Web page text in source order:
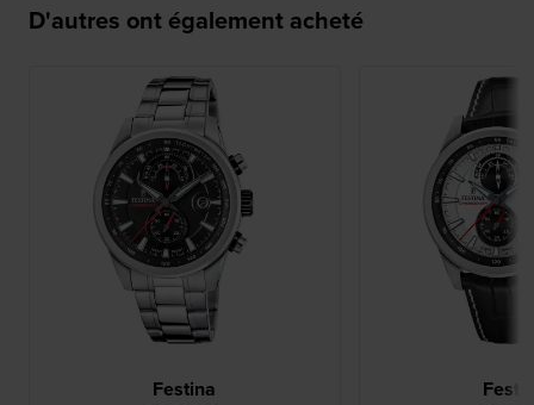
D'autres ont également acheté
Festina